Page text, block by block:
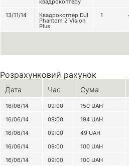
квадрокоптеру
13/11/14
Квадрокоптер DJI
Phantom 2 Vision
Plus
1
Розрахунковий рахунок
Дата Час Сума
16/06/14 09:00 150 UAH
16/06/14
09:00 194 UAH
16/06/14
09:00 49 UAH
16/06/14
09:00 100 UAH
16/06/14
09:00 100 UAH